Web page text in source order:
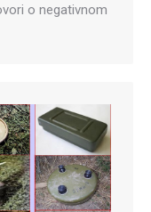
o negativnom